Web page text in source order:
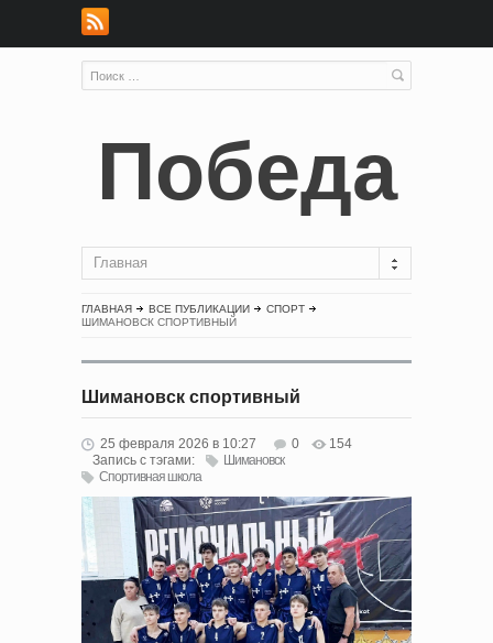
Победа
Главная
ГЛАВНАЯ ВСЕ ПУБЛИКАЦИИ
СПОРТ
ШИМАНОВСК СПОРТИВНЫЙ
Шимановск спортивный
25 февраля 2026 в 10:27 0
154
Запись с тэгами:
Шимановск
Спортивная школа